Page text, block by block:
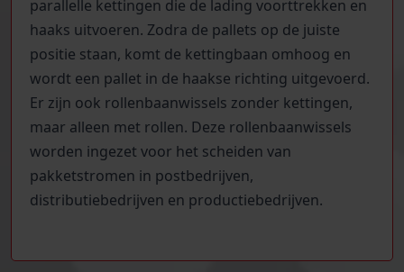
parallelle kettingen die de lading voorttrekken en
haaks uitvoeren. Zodra de pallets op de juiste
positie staan, komt de kettingbaan omhoog en
wordt een pallet in de haakse richting uitgevoerd.
Er zijn ook rollenbaanwissels zonder kettingen,
maar alleen met rollen. Deze rollenbaanwissels
worden ingezet voor het scheiden van
pakketstromen in postbedrijven,
distributiebedrijven en productiebedrijven.